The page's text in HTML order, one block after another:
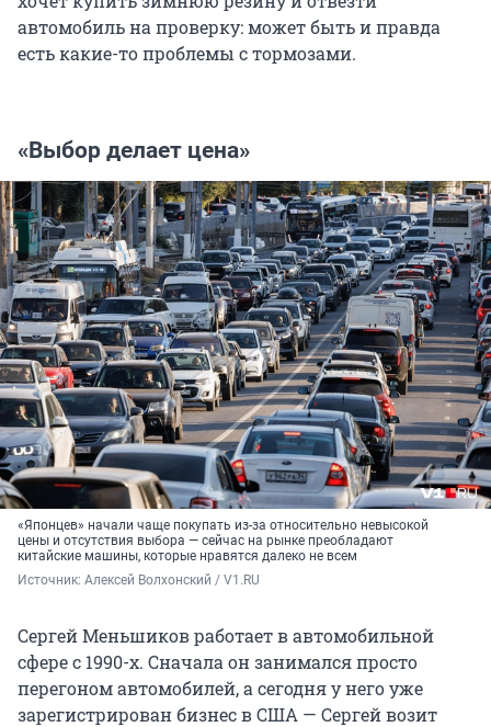
автомобиль на проверку: может быть и правда
есть какие-то проблемы с тормозами.
«Выбор делает цена»
«Японцев» начали чаще покупать из-за относительно невысокой
цены и отсутствия выбора — сейчас на рынке преобладают
китайские машины, которые нравятся далеко не всем
Источник: Алексей Волхонский / V1.RU
Сергей Меньшиков работает в автомобильной
сфере с 1990-х. Сначала он занимался просто
перегоном автомобилей, а сегодня у него уже
зарегистрирован бизнес в США — Сергей возит